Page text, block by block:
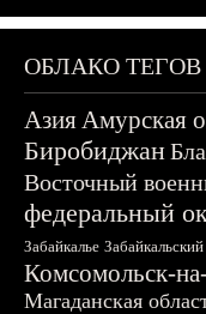
ОБЛАКО ТЕГОВ
АзияАмурская
Биробиджан
Восточный
федеральный
Забайкалье
Комсомольск-
Магаданская